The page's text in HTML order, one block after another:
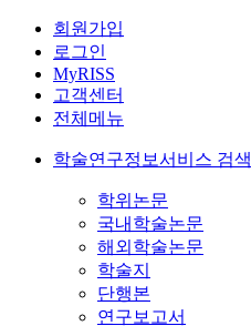
회원가입
로그인
MyRISS
고객센터
전체메뉴
학술연구정보서비스 검색
학위논문
국내학술논문
해외학술논문
학술지
단행본
연구보고서